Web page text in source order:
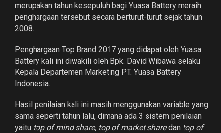
merupakan tahun kesepuluh bagi Yuasa Battery meraih
penghargaan tersebut secara berturut-turut sejak tahun
2008.
Penghargaan Top Brand 2017 yang didapat oleh Yuasa
Battery kali ini diwakili oleh Bpk. David Wibawa selaku
Kepala Departemen Marketing PT. Yuasa Battery
Indonesia.
Hasil penilaian kali ini masih menggunakan variable yang
sama seperti tahun lalu, dimana ada 3 sistem penilaian
yaitu top of mind share, top of market sharedan top of